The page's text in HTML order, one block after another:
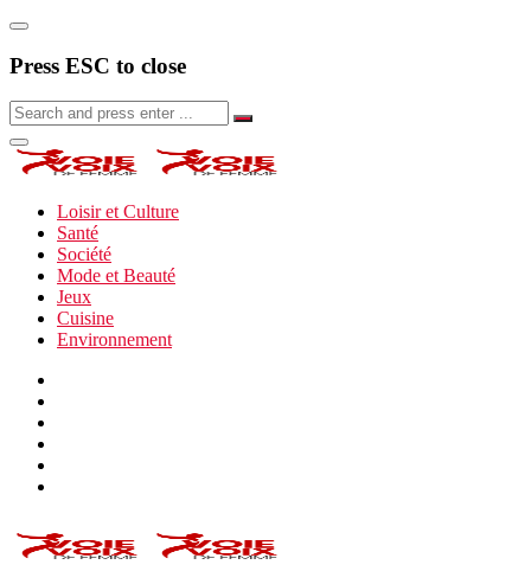
Press ESC to close
Loisir et Culture
Santé
Société
Mode et Beauté
Jeux
Cuisine
Environnement